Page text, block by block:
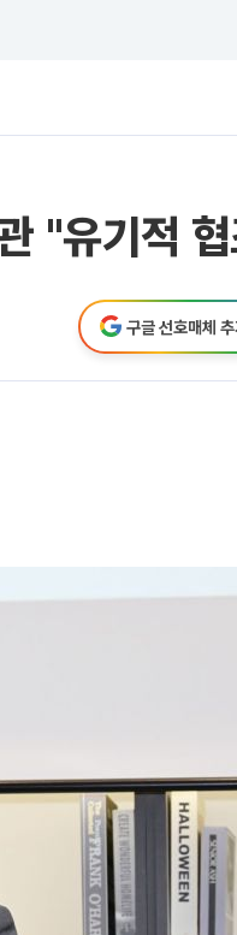
"유기적
구글 선호매체